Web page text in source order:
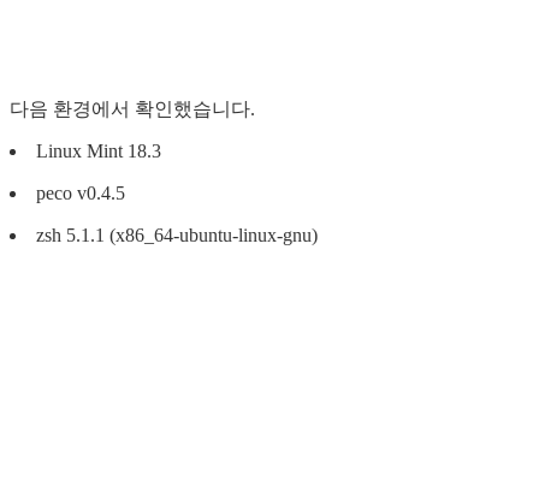
다음 환경에서 확인했습니다.
Linux Mint 18.3
peco v0.4.5
zsh 5.1.1 (x86_64-ubuntu-linux-gnu)